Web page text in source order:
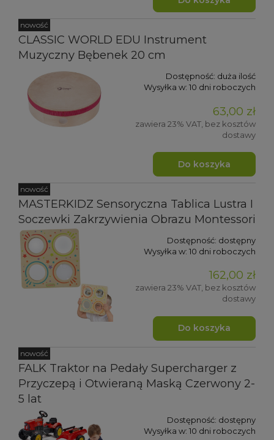
CLASSIC WORLD EDU Instrument
Muzyczny Bębenek 20 cm
Dostępność: duża ilość
Wysyłka w: 10 dni roboczych
63,00 zł
zawiera 23% VAT, bez kosztów
dostawy
Do koszyka
nowość
MASTERKIDZ Sensoryczna Tablica Lustra I
Soczewki Zakrzywienia Obrazu Montessori
Dostępność: dostępny
Wysyłka w: 10 dni roboczych
162,00 zł
zawiera 23% VAT, bez kosztów
dostawy
Do koszyka
nowość
FALK Traktor na Pedały Supercharger z
Przyczepą i Otwieraną Maską Czerwony 2-
5 lat
Dostępność: dostępny
Wysyłka w: 10 dni roboczych
nowość